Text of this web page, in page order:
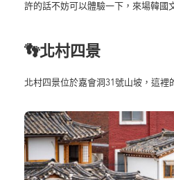
許的話不妨可以體驗一下，來場韓國
👣北村四景
北村四景位於嘉會洞31號山坡，這裡